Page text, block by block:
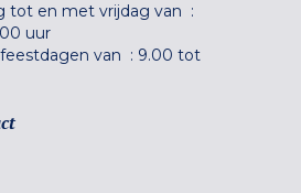
tot en met vrijdag van :
uur
van : 9.00 tot